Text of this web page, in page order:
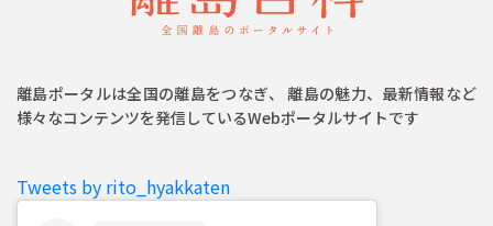
離島ポータルは全国の離島をつなぎ、 離島の魅力、最新情報など
様々なコンテンツを発信しているWebポータルサイトです
Tweets by rito_hyakkaten